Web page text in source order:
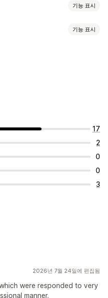
기능 표시
기능 표시
17
2
0
0
3
2026년 7월 24일에 편집됨
were responded to very
manner.